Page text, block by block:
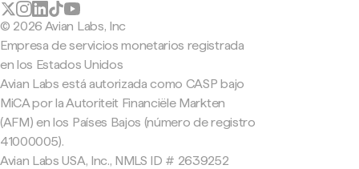
© 2026 Avian Labs, Inc
Empresa de servicios monetarios registrada
en los Estados Unidos
Avian Labs está autorizada como CASP bajo
MiCA por la Autoriteit Financiële Markten
(AFM) en los Países Bajos (número de registro
41000005).
Avian Labs USA, Inc., NMLS ID # 2639252